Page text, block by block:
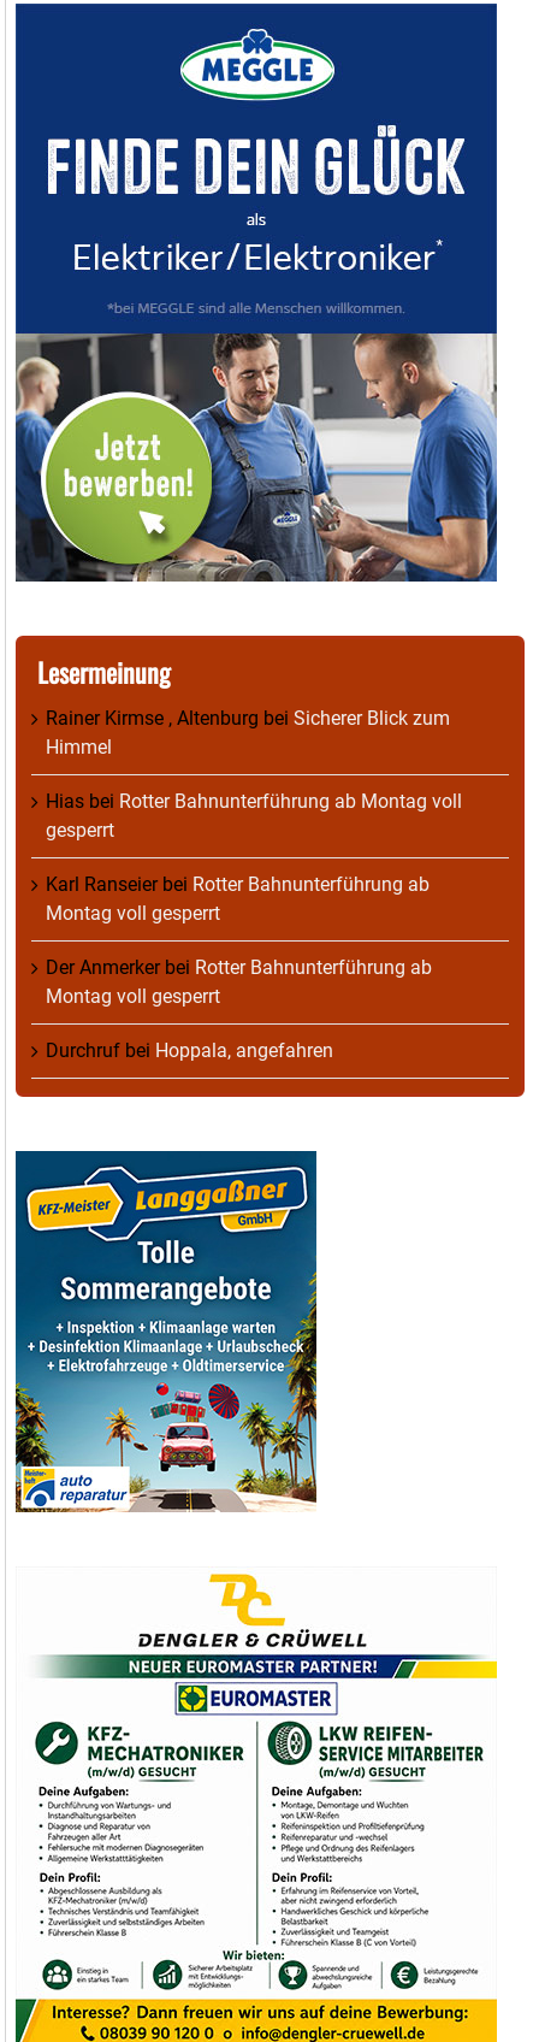
Lesermeinung
Rainer Kirmse , Altenburg bei Sicherer Blick zum
Himmel
Hias bei Rotter Bahnunterführung ab Montag voll
gesperrt
Karl Ranseierbei Rotter Bahnunterführung ab
Montag voll gesperrt
Der Anmerkerbei Rotter Bahnunterführung ab
Montag voll gesperrt
Durchruf bei Hoppala, angefahren